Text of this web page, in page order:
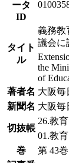
ータ
ID
タイト
ル
義務教
議会に
the
of
著者名 大阪毎
新聞名 大阪毎
切抜帳
26.教育
01.教育
巻
第 43巻